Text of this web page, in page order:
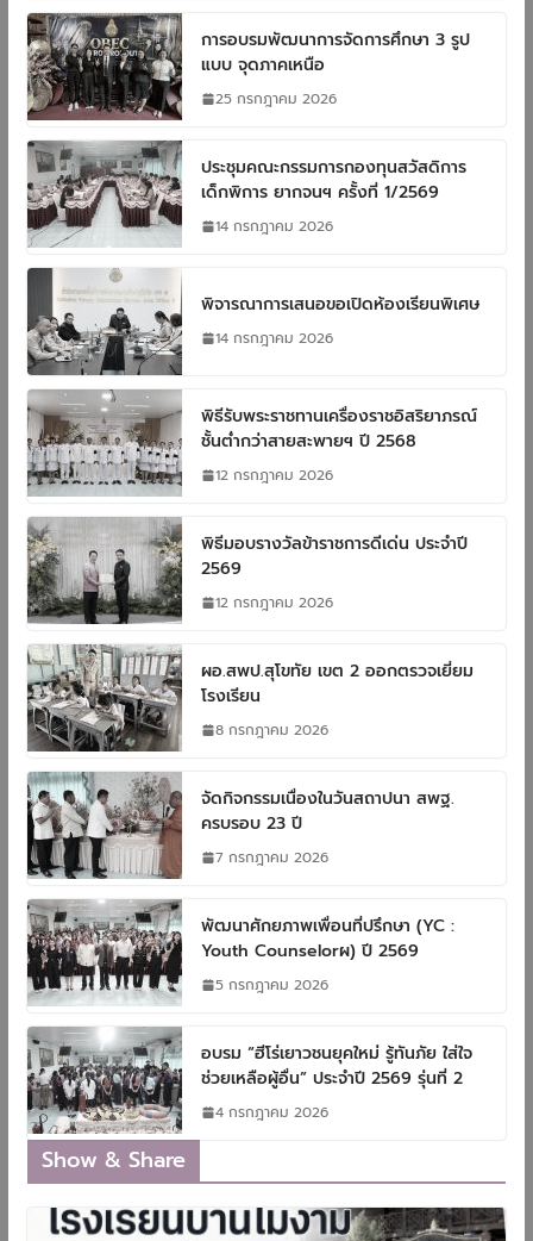
การอบรมพัฒนาการจัดการศึกษา 3 รูป
แบบ จุดภาคเหนือ
25 กรกฎาคม 2026
ประชุมคณะกรรมการกองทุนสวัสดิการ
เด็กพิการ ยากจนฯ ครั้งที่ 1/2569
14 กรกฎาคม 2026
พิจารณาการเสนอขอเปิดห้องเรียนพิเศษ
14 กรกฎาคม 2026
พิธีรับพระราชทานเครื่องราชอิสริยาภรณ์
ชั้นต่ำกว่าสายสะพายฯ ปี 2568
12 กรกฎาคม 2026
พิธีมอบรางวัลข้าราชการดีเด่น ประจำปี
2569
12 กรกฎาคม 2026
ผอ.สพป.สุโขทัย เขต 2 ออกตรวจเยี่ยม
โรงเรียน
8 กรกฎาคม 2026
จัดกิจกรรมเนื่องในวันสถาปนา สพฐ.
ครบรอบ 23 ปี
7 กรกฎาคม 2026
พัฒนาศักยภาพเพื่อนที่ปรึกษา (YC :
Youth Counselorผ) ปี 2569
5 กรกฎาคม 2026
อบรม “ฮีโร่เยาวชนยุคใหม่ รู้ทันภัย ใส่ใจ
ช่วยเหลือผู้อื่น” ประจำปี 2569 รุ่นที่ 2
4 กรกฎาคม 2026
Show & Share